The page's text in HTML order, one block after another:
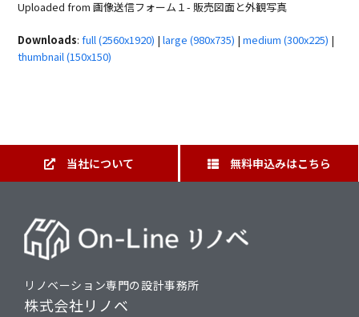
Uploaded from 画像送信フォーム１- 販売図面と外観写真
Downloads:full (2560x1920) |large (980x735) |medium (300x225) |
thumbnail (150x150)
当社について 無料申込みはこちら
リノベーション専門の設計事務所
株式会社リノベ